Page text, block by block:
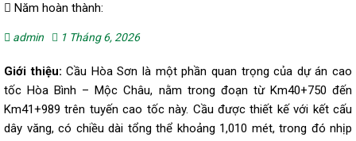
Năm hoàn thành:
admin 1 Tháng 6, 2026
Giới thiệu: Cầu Hòa Sơn là một phần quan trọng của dự án cao
tốc Hòa Bình – Mộc Châu, nằm trong đoạn từ Km40+750 đến
Km41+989 trên tuyến cao tốc này. Cầu được thiết kế với kết cấu
dây văng, có chiều dài tổng thể khoảng 1,010 mét, trong đó nhịp